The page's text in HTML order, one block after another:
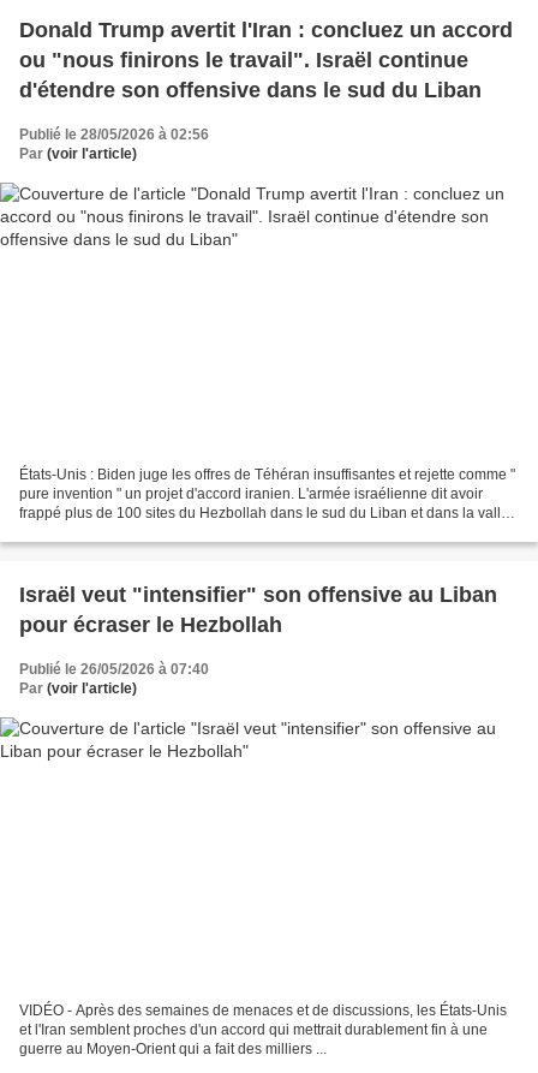
Donald Trump avertit l'Iran : concluez un accord
ou "nous finirons le travail". Israël continue
d'étendre son offensive dans le sud du Liban
Publié le 28/05/2026 à 02:56
Par (voir l'article)
États-Unis : Biden juge les offres de Téhéran insuffisantes et rejette comme "
pure invention " un projet d'accord iranien. L'armée israélienne dit avoir
frappé plus de 100 sites du Hezbollah dans le sud du Liban et dans la vallée
Israël veut "intensifier" son offensive au Liban
pour écraser le Hezbollah
Publié le 26/05/2026 à 07:40
Par (voir l'article)
VIDÉO - Après des semaines de menaces et de discussions, les États-Unis
et l'Iran semblent proches d'un accord qui mettrait durablement fin à une
guerre au Moyen-Orient qui a fait des milliers ...